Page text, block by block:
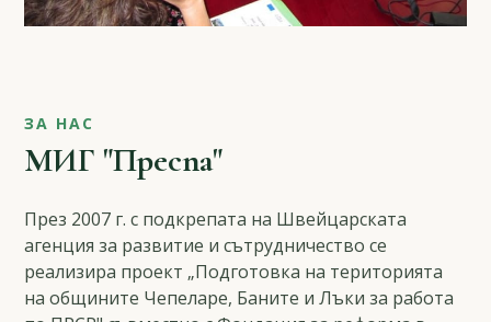
ЗА НАС
МИГ "Преспа"
През 2007 г. с подкрепата на Швейцарската
агенция за развитие и сътрудничество се
реализира проект „Подготовка на територията
на общините Чепеларе, Баните и Лъки за работа